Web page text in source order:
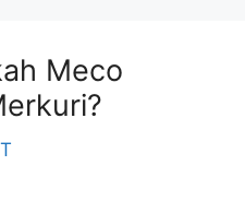
Meco